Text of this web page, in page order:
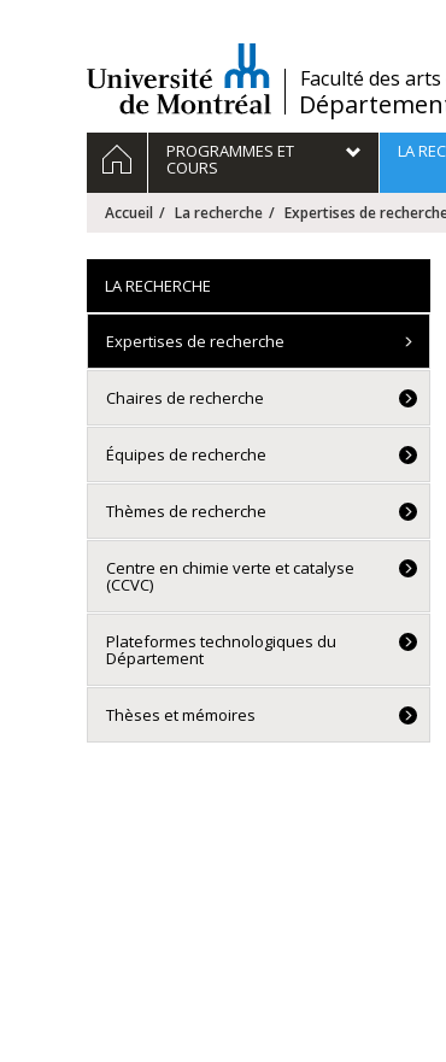
/Faculté des
Navigation
principale
ACCUEILPROGRAMMES ET
COURS
LA
Accueil La recherche Expertises de
LA RECHERCHE
Expertises de recherche
Chaires de recherche
Équipes de recherche
Thèmes de recherche
Centre en chimie verte et catalyse
(CCVC)
Plateformes technologiques du
Département
Thèses et mémoires